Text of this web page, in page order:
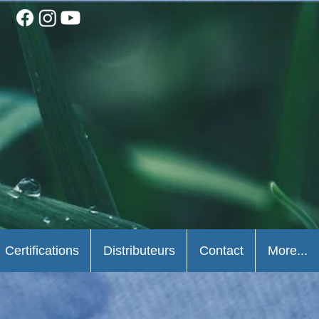
Certifications Distributeurs Contact More...